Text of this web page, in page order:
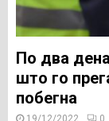
По два
што го
побегна
19/12/2022 0